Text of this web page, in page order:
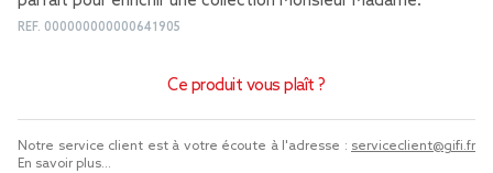
REF. 000000000000641905
Ce produit vous plaît ?
Notre service client est à votre écoute à l'adresse : serviceclient@gifi.fr
En savoir plus...